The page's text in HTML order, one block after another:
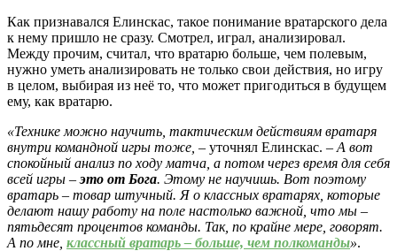
Как признавался Елинскас, такое понимание вратарского дела
к нему пришло не сразу. Смотрел, играл, анализировал.
Между прочим, считал, что вратарю больше, чем полевым,
нужно уметь анализировать не только свои действия, но игру
в целом, выбирая из неё то, что может пригодиться в будущем
ему, как вратарю.
«Технике можно научить, тактическим действиям вратаря
внутри командной игры тоже, – уточнял Елинскас. – А вот
спокойный анализ по ходу матча, а потом через время для себя
всей игры –это от Бога. Этому не научишь. Вот поэтому
вратарь – товар штучный. Я о классных вратарях, которые
делают нашу работу на поле настолько важной, что мы –
пятьдесят процентов команды. Так, по крайне мере, говорят.
А по мне, классный вратарь – больше, чем полкоманды».